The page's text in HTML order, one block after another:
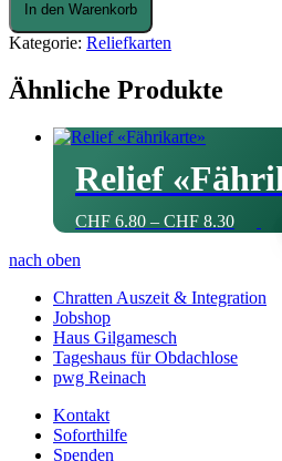
In den Warenkorb
Kategorie: Reliefkarten
Ähnliche Produkte
Relief
CHF 6.80 – CHF 8.30
CHF
nach oben
Chratten Auszeit & Integration
Jobshop
Haus Gilgamesch
Tageshaus für Obdachlose
pwg Reinach
Kontakt
Soforthilfe
Spenden